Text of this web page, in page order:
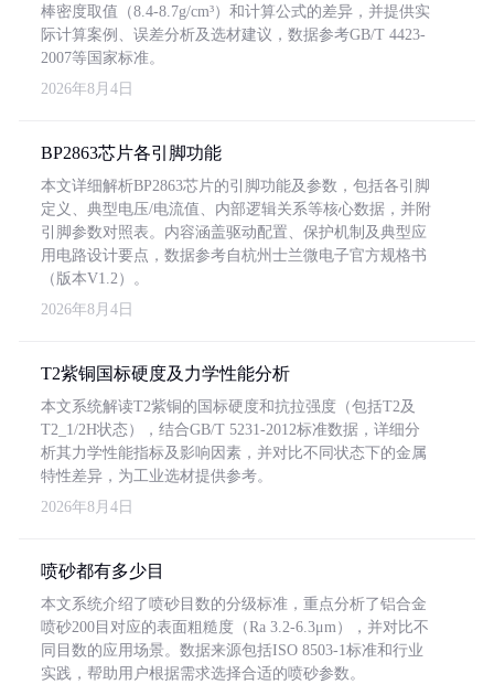
棒密度取值（8.4-8.7g/cm³）和计算公式的差异，并提供实
际计算案例、误差分析及选材建议，数据参考GB/T 4423-
2007等国家标准。
2026年8月4日
BP2863芯片各引脚功能
本文详细解析BP2863芯片的引脚功能及参数，包括各引脚
定义、典型电压/电流值、内部逻辑关系等核心数据，并附
引脚参数对照表。内容涵盖驱动配置、保护机制及典型应
用电路设计要点，数据参考自杭州士兰微电子官方规格书
（版本V1.2）。
2026年8月4日
T2紫铜国标硬度及力学性能分析
本文系统解读T2紫铜的国标硬度和抗拉强度（包括T2及
T2_1/2H状态），结合GB/T 5231-2012标准数据，详细分
析其力学性能指标及影响因素，并对比不同状态下的金属
特性差异，为工业选材提供参考。
2026年8月4日
喷砂都有多少目
本文系统介绍了喷砂目数的分级标准，重点分析了铝合金
喷砂200目对应的表面粗糙度（Ra 3.2-6.3μm），并对比不
同目数的应用场景。数据来源包括ISO 8503-1标准和行业
实践，帮助用户根据需求选择合适的喷砂参数。